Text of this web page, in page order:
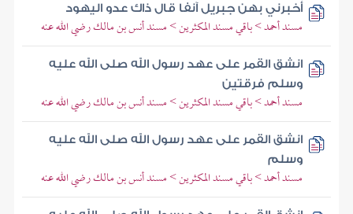
أخبرني بهن جبريل آنفا قال ذاك عدو اليهود
مسند أحمد > باقي مسند المكثرين > مسند أنس بن مالك رضي الله عنه
انشق القمر على عهد رسول الله صلى الله عليه
وسلم فرقتين
مسند أحمد > باقي مسند المكثرين > مسند أنس بن مالك رضي الله عنه
انشق القمر على عهد رسول الله صلى الله عليه
وسلم
مسند أحمد > باقي مسند المكثرين > مسند أنس بن مالك رضي الله عنه